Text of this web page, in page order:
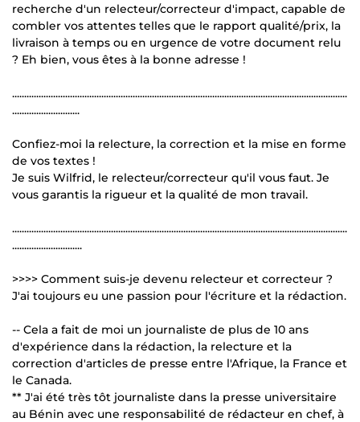
recherche d'un relecteur/correcteur d'impact, capable de
combler vos attentes telles que le rapport qualité/prix, la
livraison à temps ou en urgence de votre document relu
? Eh bien, vous êtes à la bonne adresse !
...........................................................................................................................................
............................
Confiez-moi la relecture, la correction et la mise en forme
de vos textes !
Je suis Wilfrid, le relecteur/correcteur qu'il vous faut. Je
vous garantis la rigueur et la qualité de mon travail.
...........................................................................................................................................
.............................
>>>> Comment suis-je devenu relecteur et correcteur ?
J'ai toujours eu une passion pour l'écriture et la rédaction.
-- Cela a fait de moi un journaliste de plus de 10 ans
d'expérience dans la rédaction, la relecture et la
correction d'articles de presse entre l'Afrique, la France et
le Canada.
** J'ai été très tôt journaliste dans la presse universitaire
au Bénin avec une responsabilité de rédacteur en chef, à